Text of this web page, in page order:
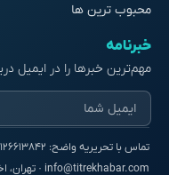
محبوب ترین ها
خبرنامه
مهم‌ترین خبرها را در ایمیل